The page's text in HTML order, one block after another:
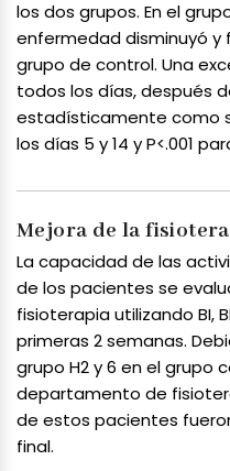
los dos grupos. En el
enfermedad disminuyó y
grupo de control. Una
todos los días, después
estadísticamente como
los días 5 y 14 y P<.001
Mejora de la
La capacidad de las
de los pacientes se
fisioterapia utilizando BI,
primeras 2 semanas.
grupo H2 y 6 en el grupo
departamento de
de estos pacientes
final.